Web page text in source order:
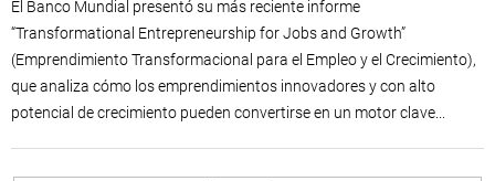
El Banco Mundial presentó su más reciente informe
“Transformational Entrepreneurship for Jobs and Growth”
(Emprendimiento Transformacional para el Empleo y el Crecimiento),
que analiza cómo los emprendimientos innovadores y con alto
potencial de crecimiento pueden convertirse en un motor clave...